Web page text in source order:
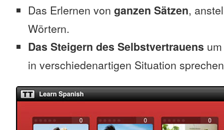
Das Erlernen von ganzen Sätzen,
Wörtern.
Das Steigern des Selbstvertrauens
in verschiedenartigen Situation